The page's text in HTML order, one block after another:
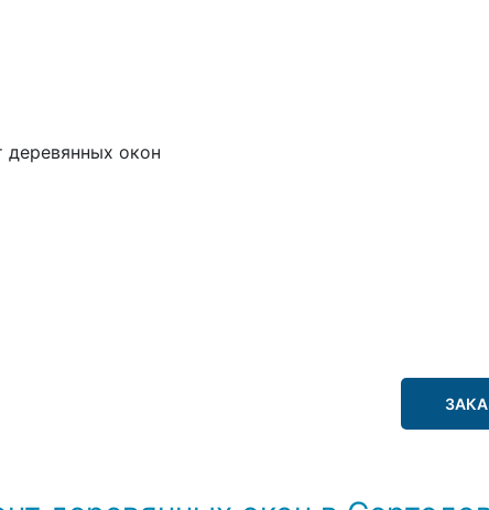
деревянных окон